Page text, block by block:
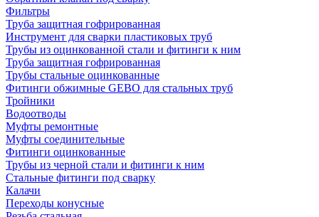
Фильтры
Труба защитная гофрированная
Инструмент для сварки пластиковых труб
Трубы из оцинкованной стали и фитинги к ним
Труба защитная гофрированная
Трубы стальные оцинкованные
Фитинги обжимные GEBO для стальных труб
Тройники
Водоотводы
Муфты ремонтные
Муфты соединительные
Фитинги оцинкованные
Трубы из черной стали и фитинги к ним
Стальные фитинги под сварку
Калачи
Переходы конусные